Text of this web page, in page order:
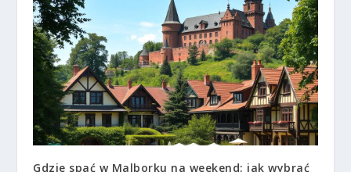
Gdzie spać w Malborku na weekend: jak wybrać